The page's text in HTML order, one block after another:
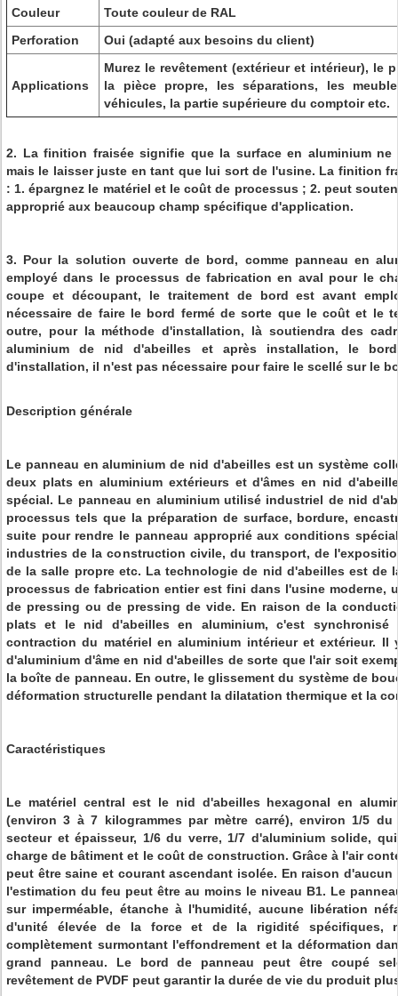
Couleur
Toute couleur de RAL
Perforation
Oui (adapté aux besoins du client)
Applications
Murez le revêtement (extérieur et intérieur), le
la pièce propre, les séparations, les
véhicules, la partie supérieure du comptoir etc.
2. La finition fraisée signifie que la surface en aluminium ne
mais le laisser juste en tant que lui sort de l'usine. La finition
: 1. épargnez le matériel et le coût de processus ; 2. peut
approprié aux beaucoup champ spécifique d'application.
3. Pour la solution ouverte de bord, comme panneau en
employé dans le processus de fabrication en aval pour le
coupe et découpant, le traitement de bord est avant
nécessaire de faire le bord fermé de sorte que le coût et le
outre, pour la méthode d'installation, là soutiendra des
aluminium de nid d'abeilles et après installation, le
d'installation, il n'est pas nécessaire pour faire le scellé sur le
Description générale
Le panneau en aluminium de nid d'abeilles est un système
deux plats en aluminium extérieurs et d'âmes en nid
spécial. Le panneau en aluminium utilisé industriel de nid
processus tels que la préparation de surface, bordure,
suite pour rendre le panneau approprié aux conditions
industries de la construction civile, du transport, de
de la salle propre etc. La technologie de nid d'abeilles est de
processus de fabrication entier est fini dans l'usine moderne,
de pressing ou de pressing de vide. En raison de la
plats et le nid d'abeilles en aluminium, c'est
contraction du matériel en aluminium intérieur et extérieur.
d'aluminium d'âme en nid d'abeilles de sorte que l'air soit
la boîte de panneau. En outre, le glissement du système de
déformation structurelle pendant la dilatation thermique et la
Caractéristiques
Le matériel central est le nid d'abeilles hexagonal en
(environ 3 à 7 kilogrammes par mètre carré), environ 1/5
secteur et épaisseur, 1/6 du verre, 1/7 d'aluminium solide,
charge de bâtiment et le coût de construction. Grâce à l'air
peut être saine et courant ascendant isolée. En raison
l'estimation du feu peut être au moins le niveau B1. Le
sur imperméable, étanche à l'humidité, aucune libération
d'unité élevée de la force et de la rigidité spécifiques,
complètement surmontant l'effondrement et la déformation
grand panneau. Le bord de panneau peut être coupé
revêtement de PVDF peut garantir la durée de vie du produit